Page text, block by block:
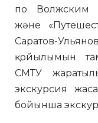
по Волжским
және
Саратов-
қойылымын
СМТУ
экскурсия
бойынша